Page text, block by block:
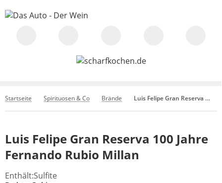
Startseite Spirituosen & Co Brände Luis Felipe Gran Reserva 100 Jahre Fernando Rubio Millan
Luis Felipe Gran Reserva 100 Jahre
Fernando Rubio Millan
Enthält:Sulfite